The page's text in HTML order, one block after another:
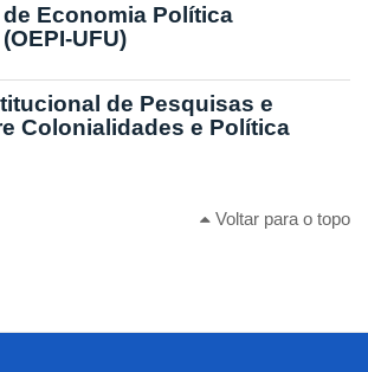
Economia Política
UFU)
de Pesquisas e
Colonialidades e Política
Voltar para o topo